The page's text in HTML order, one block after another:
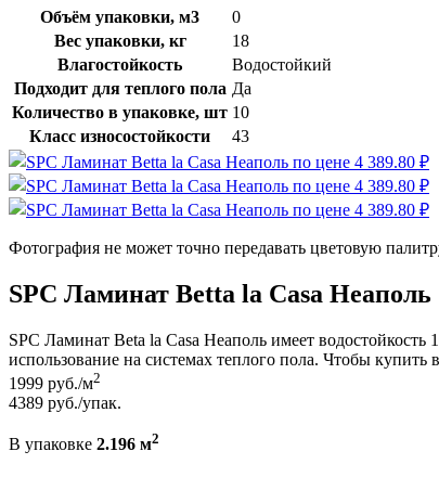
Объём упаковки, м3
0
Вес упаковки, кг
18
Влагостойкость
Водостойкий
Подходит для теплого пола Да
Количество в упаковке, шт 10
Класс износостойкости
43
Фотография не может точно передавать цветовую
SPC Ламинат Betta la Casa Неаполь
SPC Ламинат Beta la Casa Неаполь имеет водостойкость
использование на системах теплого пола. Чтобы
1999 руб./м2
4389 руб./упак.
В упаковке 2.196 м2